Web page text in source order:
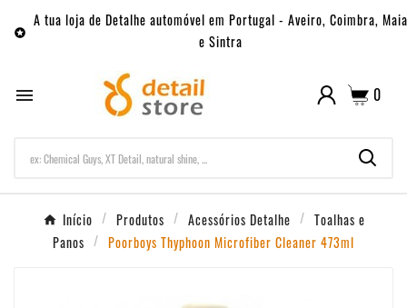

A tua loja de Detalhe automóvel em Portugal - Aveiro, Coimbra, Maia
e Sintra
 0
Início Produtos Acessórios Detalhe
Toalhas e
Panos
Poorboys Thyphoon Microfiber Cleaner 473ml